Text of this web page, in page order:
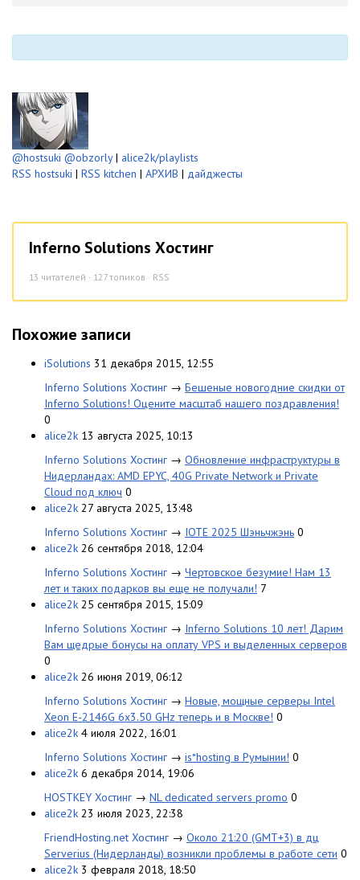
@hostsuki @obzorly| alice2k/playlists
RSS hostsuki | RSS kitchen | АРХИВ | дайджесты
Inferno Solutions Хостинг
13 читателей · 127 топиков · RSS
Похожие записи
iSolutions 31 декабря 2015, 12:55
Inferno Solutions Хостинг → Бешеные новогодние скидки от
Inferno Solutions! Оцените масштаб нашего поздравления!
0
alice2k 13 августа 2025, 10:13
Inferno Solutions Хостинг → Обновление инфраструктуры в
Нидерландах: AMD EPYC, 40G Private Network и Private
Cloud под ключ 0
alice2k 27 августа 2025, 13:48
Inferno Solutions Хостинг → IOTE 2025 Шэньчжэнь 0
alice2k 26 сентября 2018, 12:04
Inferno Solutions Хостинг → Чертовское безумие! Нам 13
лет и таких подарков вы еще не получали! 7
alice2k 25 сентября 2015, 15:09
Inferno Solutions Хостинг → Inferno Solutions 10 лет! Дарим
Вам щедрые бонусы на оплату VPS и выделенных серверов
0
alice2k 26 июня 2019, 06:12
Inferno Solutions Хостинг → Новые, мощные серверы Intel
Xeon E-2146G 6x3.50 GHz теперь и в Москве! 0
alice2k 4 июля 2022, 16:01
Inferno Solutions Хостинг → is*hosting в Румынии! 0
alice2k 6 декабря 2014, 19:06
HOSTKEY Хостинг → NL dedicated servers promo 0
alice2k 23 июля 2023, 22:38
FriendHosting.net Хостинг → Около 21:20 (GMT+3) в дц
Serverius (Нидерланды) возникли проблемы в работе сети 0
alice2k 3 февраля 2018, 18:50